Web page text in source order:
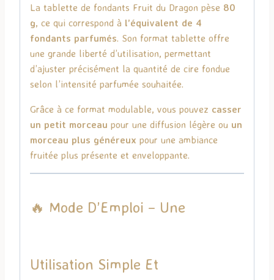
La tablette de fondants Fruit du Dragon pèse 80
g, ce qui correspond à l’équivalent de 4
fondants parfumés. Son format tablette offre
une grande liberté d’utilisation, permettant
d’ajuster précisément la quantité de cire fondue
selon l’intensité parfumée souhaitée.
Grâce à ce format modulable, vous pouvez casser
un petit morceau pour une diffusion légère ou un
morceau plus généreux pour une ambiance
fruitée plus présente et enveloppante.
🔥 Mode D’Emploi – Une
Utilisation Simple Et